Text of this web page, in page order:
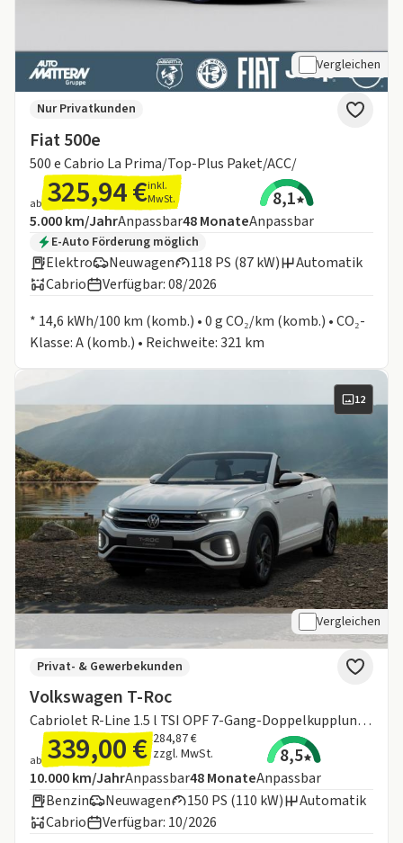
Vergleichen
Fiat 500e
500 e Cabrio La Prima/Top-Plus Paket/ACC/
Nur Privatkunden
ab 325,94 €inkl.
MwSt.
8,1
Angebotsdetails:
Inklusive Laufleistung
5.000 km/JahrAnpassbarLaufzeit
48MonateAnpassbar
Zusätzliche Fahrzeuginformationen:
E-Auto Förderung möglich
Elektro Neuwagen 118 PS (87 kW)
Automatik
Cabrio
Verfügbar: 08/2026
* 14,6 kWh/100 km (komb.) • 0 g CO₂/km (komb.) • CO₂-
Klasse: A (komb.) • Reichweite: 321 km
12
Vergleichen
Volkswagen T-Roc
Cabriolet R-Line 1.5 l TSI OPF 7-Gang-Doppelkupplungsgetriebe DSG
Privat- & Gewerbekunden
ab 339,00 € 284,87 €
zzgl. MwSt.
8,5
Angebotsdetails:
Inklusive Laufleistung
10.000 km/JahrAnpassbarLaufzeit
48MonateAnpassbar
Benzin
Neuwagen 150 PS (110 kW)
Automatik
Cabrio
Verfügbar: 10/2026